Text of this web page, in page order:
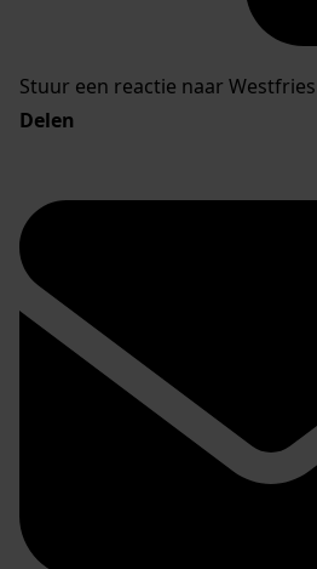
Stuur een reactie naar
Delen